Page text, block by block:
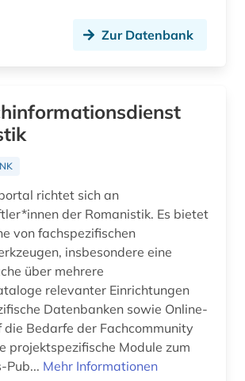
Zur Datenbank
richtet sich an
der Romanistik. Es bietet
insbesondere eine
über mehrere
relevanter Einrichtungen
Datenbanken sowie Online-
projektspezifische Module zum
Pub... Mehr Informationen